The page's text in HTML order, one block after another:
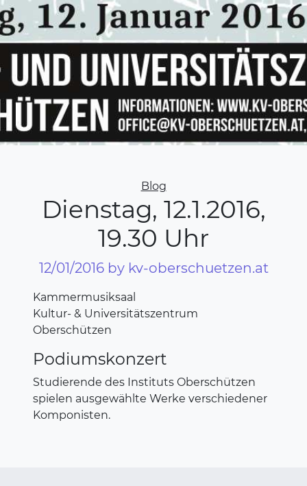
Categories
Blog
Dienstag, 12.1.2016,
19.30 Uhr
12/01/2016 by kv-oberschuetzen.at
Kammermusiksaal
Kultur- & Universitätszentrum
Oberschützen
Podiumskonzert
Studierende des Instituts Oberschützen
spielen ausgewählte Werke verschiedener
Komponisten.